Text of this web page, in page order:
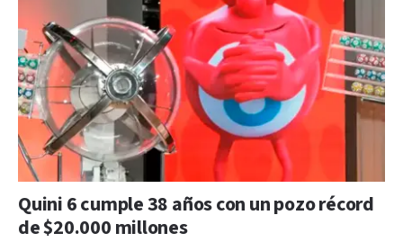
Quini 6 cumple 38 años con un pozo récord
de $20.000 millones